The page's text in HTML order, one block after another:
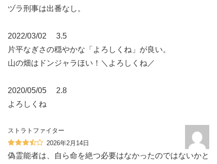
ヅラ刑事は出番なし。
2022/03/02 3.5
片平なぎさの穏やかな「よろしくね」が良い。
山の畑はドンジャラほい！＼よろしくね／
2020/05/05 2.8
よろしくね
ストラトファイター
2026年2月14日
偽霊能者は、自ら命を絶つ必要はなかったのではないかと